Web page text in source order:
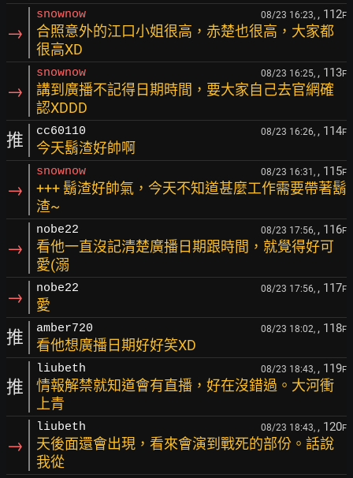
→
snownow 08/23 16:23, , 112F
合照意外的江口小姐很高，赤楚也很高，大家都
很高XD
→
snownow 08/23 16:25, , 113F
講到廣播不記得日期時間，要大家自己去官網確
認XDDD
推 cc60110 08/23 16:26, , 114F
今天鬍渣好帥啊
→
snownow 08/23 16:31, , 115F
+++ 鬍渣好帥氣，今天不知道甚麼工作需要帶著鬍
渣~
→
nobe22 08/23 17:56, , 116F
看他一直沒記清楚廣播日期跟時間，就覺得好可
愛(溺
→ nobe22 08/23 17:56, , 117F
愛
推 amber720 08/23 18:02, , 118F
看他想廣播日期好好笑XD
推
liubeth 08/23 18:43, , 119F
情報解禁就知道會有直播，好在沒錯過。大河衝
上青
→
liubeth 08/23 18:43, , 120F
天後面還會出現，看來會演到戰死的部份。話說
我從